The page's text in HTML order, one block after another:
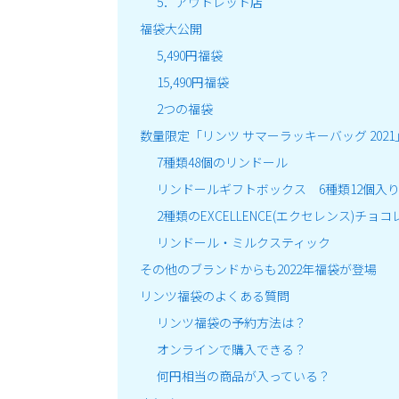
福袋大公開
5,490円福袋
15,490円福袋
2つの福袋
数量限定「リンツ サマーラッキーバッグ 2021」
7種類48個のリンドール
リンドールギフトボックス 6種類12個入り
2種類のEXCELLENCE(エクセレンス)チョコ
リンドール・ミルクスティック
その他のブランドからも2022年福袋が登場
リンツ福袋のよくある質問
リンツ福袋の予約方法は？
オンラインで購入できる？
何円相当の商品が入っている？